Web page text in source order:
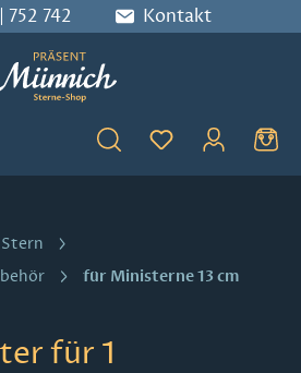
752 742 Kontakt
Du hast 0
für Ministerne 13 cm
für 1